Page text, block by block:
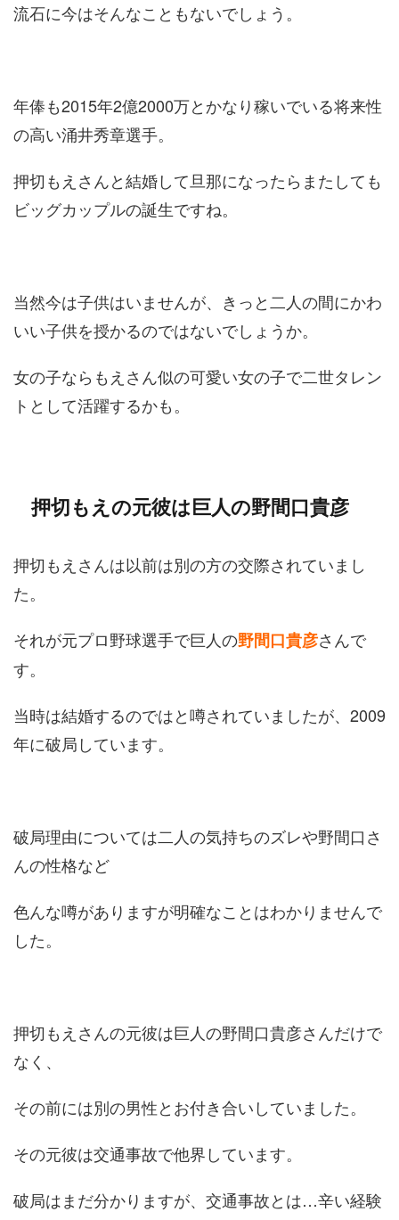
流石に今はそんなこともないでしょう。
年俸も2015年2億2000万とかなり稼いでいる将来性
の高い涌井秀章選手。
押切もえさんと結婚して旦那になったらまたしても
ビッグカップルの誕生ですね。
当然今は子供はいませんが、きっと二人の間にかわ
いい子供を授かるのではないでしょうか。
女の子ならもえさん似の可愛い女の子で二世タレン
トとして活躍するかも。
押切もえの元彼は巨人の野間口貴彦
押切もえさんは以前は別の方の交際されていまし
た。
それが元プロ野球選手で巨人の野間口貴彦さんで
す。
当時は結婚するのではと噂されていましたが、2009
年に破局しています。
破局理由については二人の気持ちのズレや野間口さ
んの性格など
色んな噂がありますが明確なことはわかりませんで
した。
押切もえさんの元彼は巨人の野間口貴彦さんだけで
なく、
その前には別の男性とお付き合いしていました。
その元彼は交通事故で他界しています。
破局はまだ分かりますが、交通事故とは…辛い経験